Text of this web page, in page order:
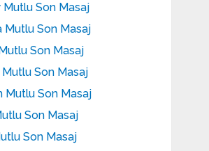
Mutlu Son Masaj
Mutlu Son Masaj
Son Masaj
Son Masaj
Mutlu Son Masaj
Son Masaj
Son Masaj